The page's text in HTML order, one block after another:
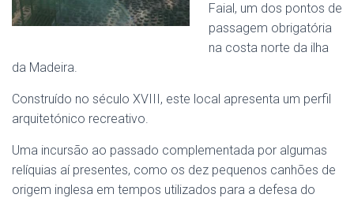
Faial, um dos pontos de
passagem obrigatória
na costa norte da ilha
da Madeira.
Construído no século XVIII, este local apresenta um perfil
arquitetónico recreativo.
Uma incursão ao passado complementada por algumas
relíquias aí presentes, como os dez pequenos canhões de
origem inglesa em tempos utilizados para a defesa do